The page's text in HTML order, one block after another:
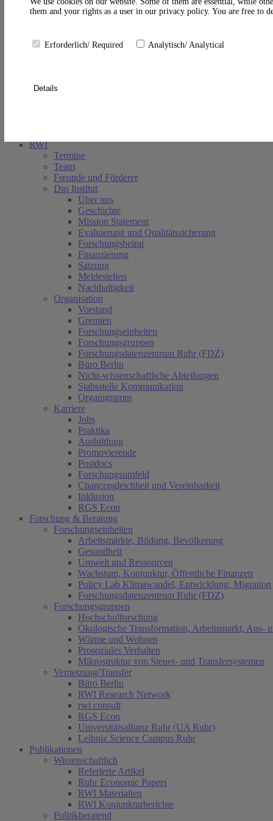
Suche schließen
RWI
Termine
Team
Freunde und Förderer
Das Institut
Über uns
Geschichte
Mission Statement
Evaluierung und Qualitätssicherung
Forschungsbeirat
Finanzierung
Satzung
Meldestellen
Nachhaltigkeit
Organisation
Vorstand
Gremien
Forschungseinheiten
Forschungsgruppen
Forschungsdatenzentrum Ruhr (FDZ)
Büro Berlin
Nicht-wissenschaftliche Abteilungen
Stabsstelle Kommunikation
Organigramm
Karriere
Jobs
Praktika
Ausbildung
Promovierende
Postdocs
Forschungsumfeld
Chancengleichheit und Vereinbarkeit
Inklusion
RGS Econ
Forschung & Beratung
Forschungseinheiten
Arbeitsmärkte, Bildung, Bevölkerung
Gesundheit
Umwelt und Ressourcen
Wachstum, Konjunktur, Öffentliche Finanzen
Policy Lab Klimawandel, Entwicklung, Migration
Forschungsdatenzentrum Ruhr (FDZ)
Forschungsgruppen
Hochschulforschung
Ökologische Transformation, Arbeitsmarkt, Aus-
Wärme und Wohnen
Prosoziales Verhalten
Mikrostruktur von Steuer- und Transfersystemen
Vernetzung/Transfer
Büro Berlin
RWI Research Network
rwi consult
RGS Econ
Universitätsallianz Ruhr (UA Ruhr)
Leibniz Science Campus Ruhr
Publikationen
Wissenschaftlich
Referierte Artikel
Ruhr Economic Papers
RWI Materialien
RWI Konjunkturberichte
Politikberatend
them and your rights as a user in our privacy policy. You are free to
Erforderlich/ Required Analytisch/ Analytical
Details